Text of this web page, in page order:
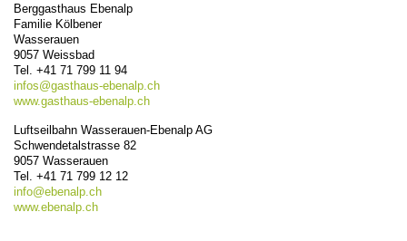
Berggasthaus Ebenalp
Familie Kölbener
Wasserauen
9057 Weissbad
Tel. +41 71 799 11 94
infos@gasthaus-ebenalp.ch
www.gasthaus-ebenalp.ch
Luftseilbahn Wasserauen-Ebenalp AG
Schwendetalstrasse 82
9057 Wasserauen
Tel. +41 71 799 12 12
info@ebenalp.ch
www.ebenalp.ch